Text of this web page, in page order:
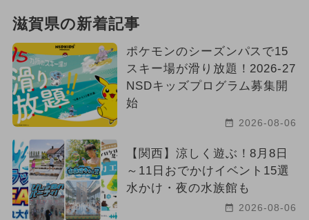
2025年7月のイベント
2024年10月のイベント
2024年6月のイベント
2024年2月のイベント
グルメフェス 2024年4月のイベント
2025年6月のイベント
滋賀県の新着記事
ポケモンのシーズンパスで15
スキー場が滑り放題！2026-27
NSDキッズプログラム募集開
始
2026-08-06
【関西】涼しく遊ぶ！8月8日
～11日おでかけイベント15選
水かけ・夜の水族館も
2026-08-06